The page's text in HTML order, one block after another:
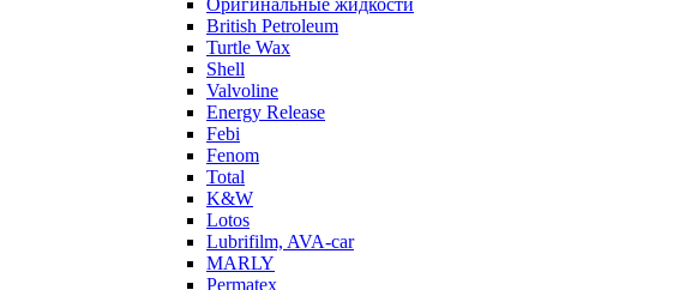
Оригинальные жидкости
British Petroleum
Turtle Wax
Shell
Valvoline
Energy Release
Febi
Fenom
Total
K&W
Lotos
Lubrifilm, AVA-car
MARLY
Permatex